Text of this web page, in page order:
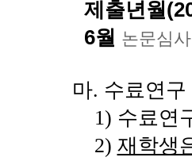
제출년월
6월 논문심
마. 수료연
1) 수료연
2) 재학생